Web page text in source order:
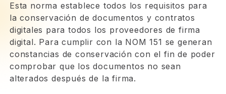
Esta norma establece todos los requisitos para
la conservación de documentos y contratos
digitales para todos los proveedores de firma
digital. Para cumplir con la NOM 151 se generan
constancias de conservación con el fin de poder
comprobar que los documentos no sean
alterados después de la firma.